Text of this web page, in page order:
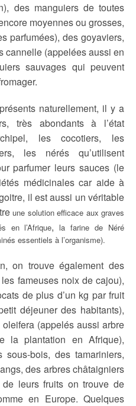
des manguiers de toutes
moyennes ou grosses,
parfumées), des goyaviers,
cannelle (appelées aussi en
sauvages qui peuvent
naturellement, il y a
très abondants à l’état
les cocotiers, les
les nérés qu’utilisent
parfumer leurs sauces (le
médicinales car aide à
il est aussi un véritable
une solution efficace aux graves
en l’Afrique, la farine de Néré
essentiels à l’organisme).
on trouve également des
fameuses noix de cajou),
de plus d’un kg par fruit
déjeuner des habitants),
(appelés aussi arbre
la plantation en Afrique),
bois, des tamariniers,
des arbres châtaigniers
de leurs fruits on trouve de
en Europe. Quelques